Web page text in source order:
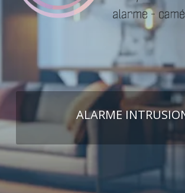
ALARME